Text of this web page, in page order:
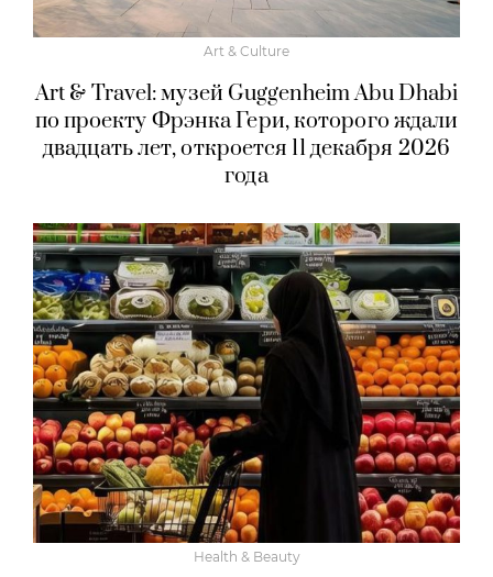
Art & Culture
Art & Travel: музей Guggenheim Abu Dhabi
по проекту Фрэнка Гери, которого ждали
двадцать лет, откроется 11 декабря 2026
года
Health & Beauty